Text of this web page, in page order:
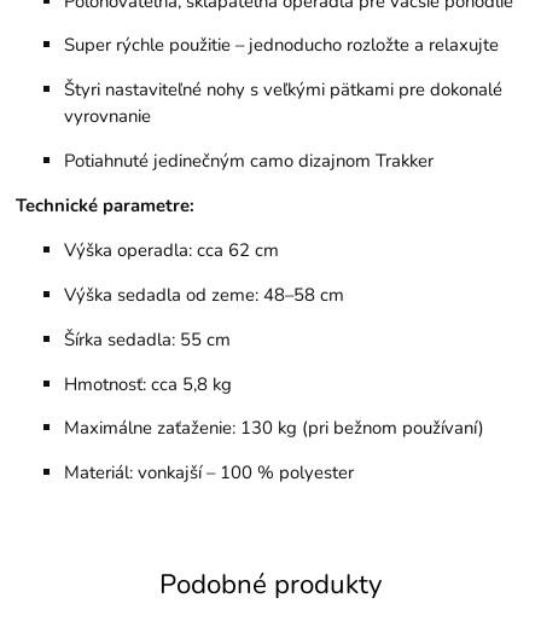
Super rýchle použitie – jednoducho rozložte a relaxujte
Štyri nastaviteľné nohy s veľkými pätkami pre dokonalé
vyrovnanie
Potiahnuté jedinečným camo dizajnom Trakker
Technické parametre:
Výška operadla: cca 62 cm
Výška sedadla od zeme: 48–58 cm
Šírka sedadla: 55 cm
Hmotnosť: cca 5,8 kg
Maximálne zaťaženie: 130 kg (pri bežnom používaní)
Materiál: vonkajší – 100 % polyester
Podobné produkty